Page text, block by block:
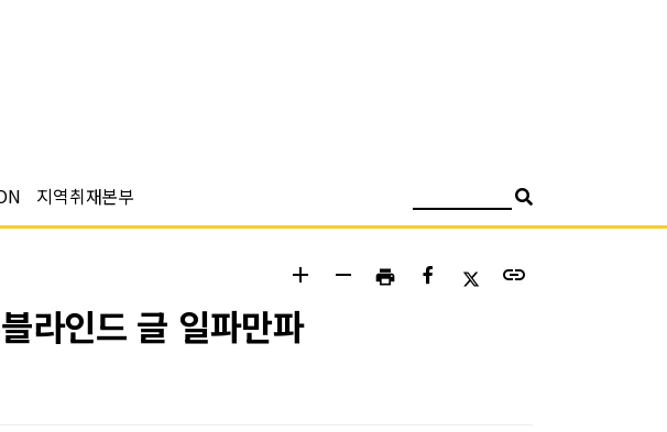
지역취재본부
add remove print link
라인드 글 일파만파